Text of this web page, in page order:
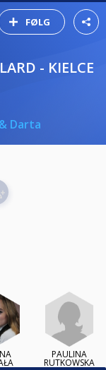
FØLG
Darta
PAULINA
RUTKOWSKA